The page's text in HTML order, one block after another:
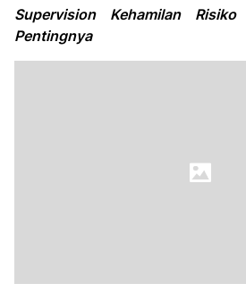
Supervision Kehamilan
Pentingnya